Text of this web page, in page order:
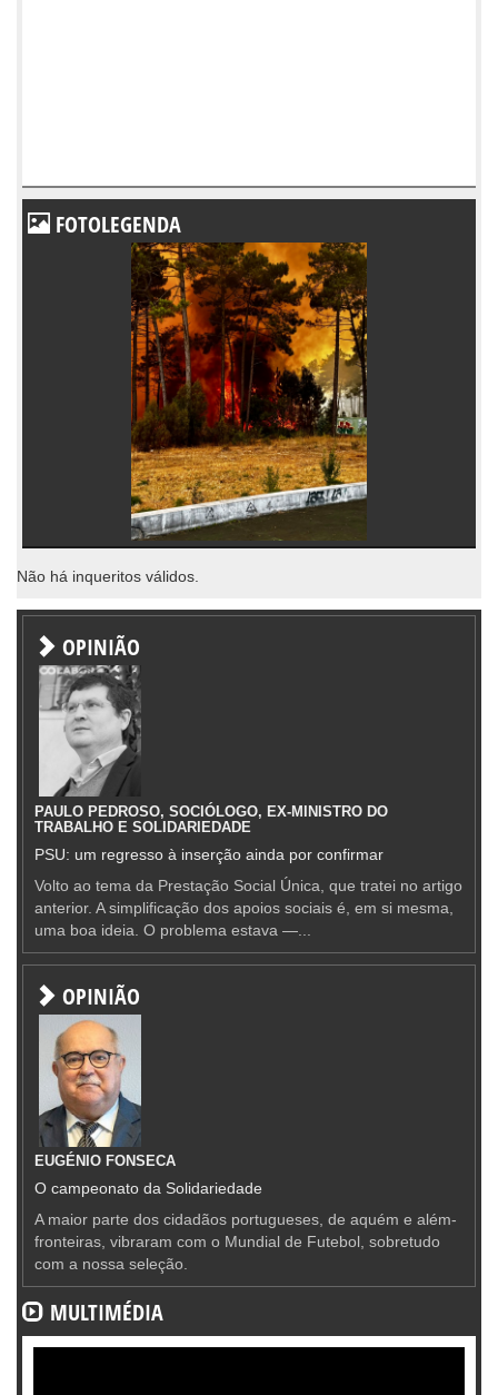
FOTOLEGENDA
Não há inqueritos válidos.
OPINIÃO
PAULO PEDROSO, SOCIÓLOGO, EX-MINISTRO DO
TRABALHO E SOLIDARIEDADE
PSU: um regresso à inserção ainda por confirmar
Volto ao tema da Prestação Social Única, que tratei no artigo
anterior. A simplificação dos apoios sociais é, em si mesma,
uma boa ideia. O problema estava —...
OPINIÃO
EUGÉNIO FONSECA
O campeonato da Solidariedade
A maior parte dos cidadãos portugueses, de aquém e além-
fronteiras, vibraram com o Mundial de Futebol, sobretudo
com a nossa seleção.
MULTIMÉDIA